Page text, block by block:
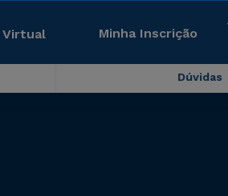
Virtual Minha Inscrição
Dúvidas